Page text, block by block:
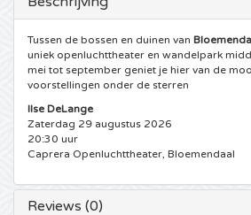
Simple Minds kaartjes
Toto kaartjes
UB 40 kaarten
De Amsterdamse Zomer kaarten
Dance Valley kaartjes
Intents kaartjes
Valhalla kaartjes
OH MY kaartjes
Hardcore4life kaartjes
Shockerz kaartjes
Swedish House Mafia kaartjes
Charlotte de Witte kaartjes
Tussen de bossen en duinen van
uniek openluchttheater en wandelpark
mei tot september geniet je hier van de
voorstellingen onder de sterren
Ilse DeLange
Zaterdag 29 augustus 2026
20:30 uur
Caprera Openluchttheater, Bloemendaal
Reviews (0)